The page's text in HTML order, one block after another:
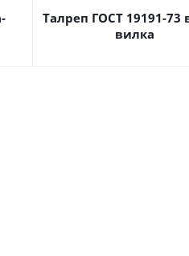
Талреп ГОСТ 19191-73
вилка